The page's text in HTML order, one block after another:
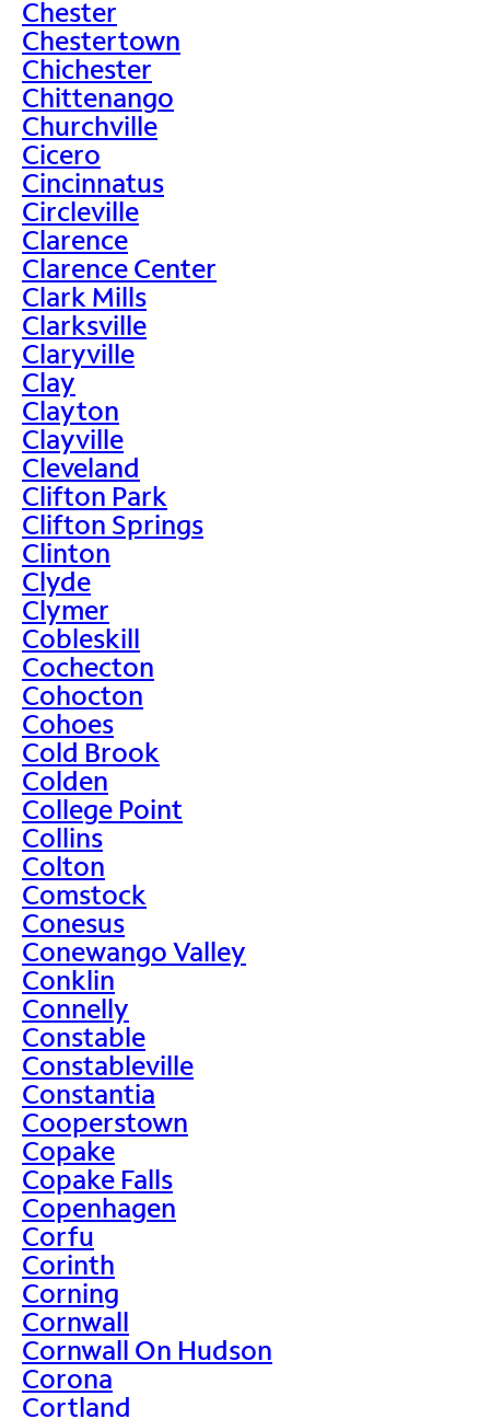
Chester
Chestertown
Chichester
Chittenango
Churchville
Cicero
Cincinnatus
Circleville
Clarence
Clarence Center
Clark Mills
Clarksville
Claryville
Clay
Clayton
Clayville
Cleveland
Clifton Park
Clifton Springs
Clinton
Clyde
Clymer
Cobleskill
Cochecton
Cohocton
Cohoes
Cold Brook
Colden
College Point
Collins
Colton
Comstock
Conesus
Conewango Valley
Conklin
Connelly
Constable
Constableville
Constantia
Cooperstown
Copake
Copake Falls
Copenhagen
Corfu
Corinth
Corning
Cornwall
Cornwall On Hudson
Corona
Cortland